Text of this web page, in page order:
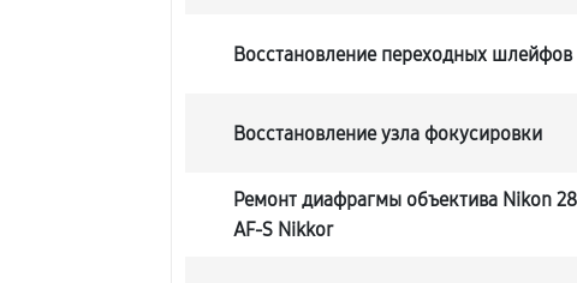
Восстановление переходных шлейфов
Восстановление узла фокусировки
Ремонт диафрагмы объектива Nikon
AF-S Nikkor